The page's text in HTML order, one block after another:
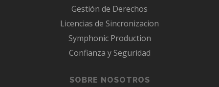
Gestión de Derechos
Licencias de Sincronizacion
Symphonic Production
Confianza y Seguridad
SOBRE NOSOTROS